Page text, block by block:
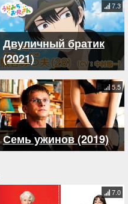
Двуличный братик
(2021)
7.3
Семь ужинов (2019)
5.5
7.0